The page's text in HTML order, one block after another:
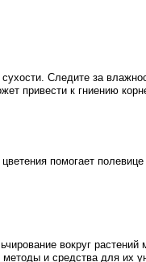
Следите за
привести к гниению
помогает
вокруг растений
методы и средства для их